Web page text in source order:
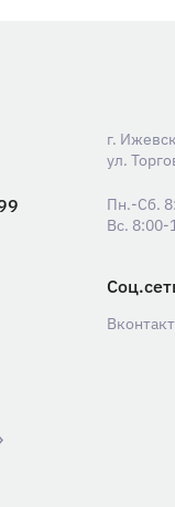
г.
ул.
Пн.-Сб.
Вс. 8:00-